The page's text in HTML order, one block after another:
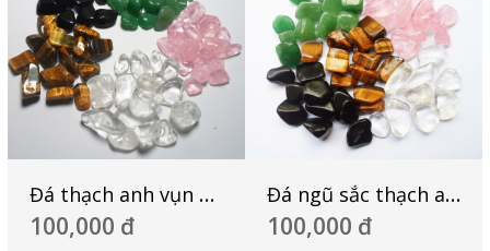
Đá thạch anh vụn đánh bóng
100,000 đ
Đá ngũ sắc thạch anh
100,000 đ